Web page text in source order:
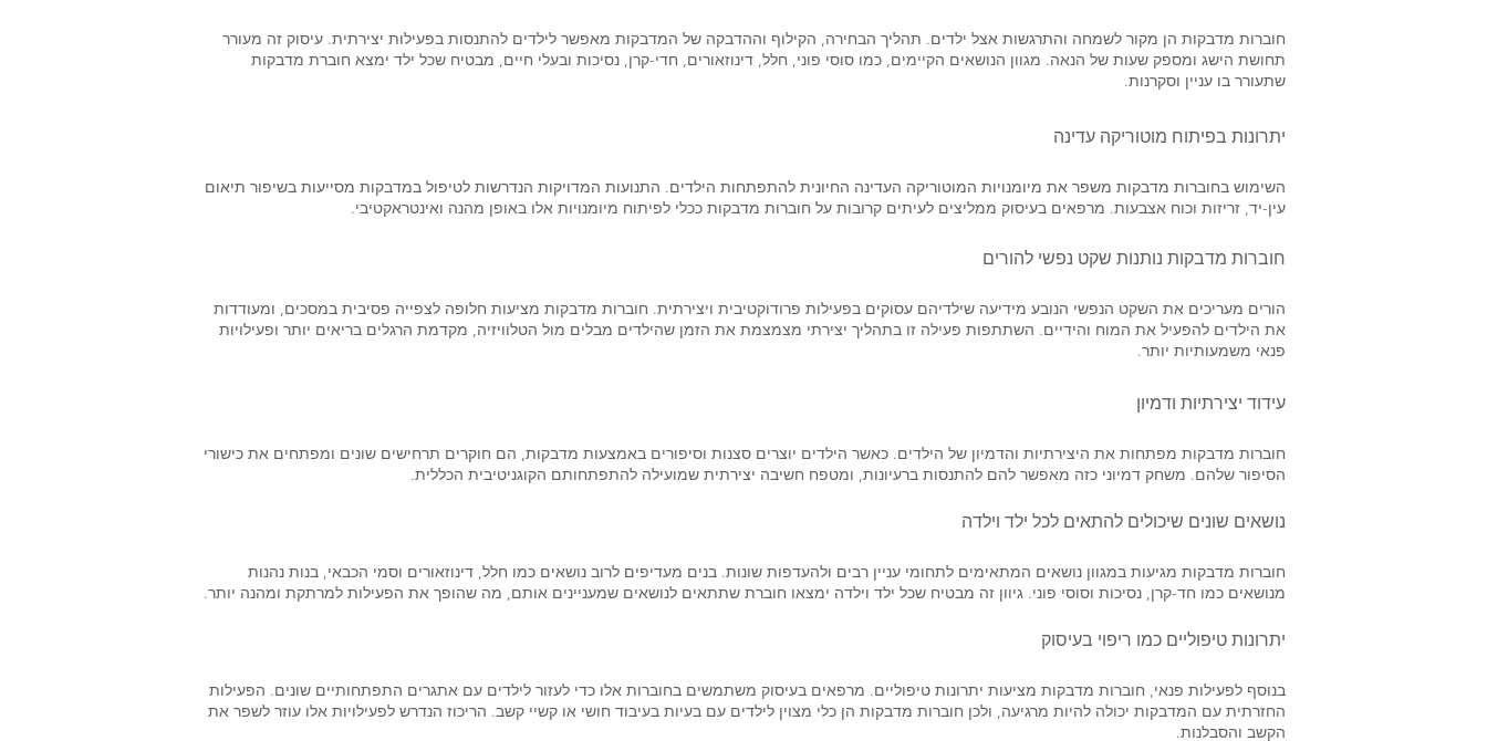
חוברות מדבקות הן מקור לשמחה והתרגשות אצל ילדים. תהליך הבחירה, הקילוף וההדבקה של המדבקות מאפשר לילדים להתנסות בפעילות יצירתית. עיסוק זה מעורר
תחושת הישג ומספק שעות של הנאה. מגוון הנושאים הקיימים, כמו סוסי פוני, חלל, דינוזאורים, חדי-קרן, נסיכות ובעלי חיים, מבטיח שכל ילד ימצא חוברת מדבקות
שתעורר בו עניין וסקרנות.
יתרונות בפיתוח מוטוריקה עדינה
השימוש בחוברות מדבקות משפר את מיומנויות המוטוריקה העדינה החיונית להתפתחות הילדים. התנועות המדויקות הנדרשות לטיפול במדבקות מסייעות בשיפור תיאום
עין-יד, זריזות וכוח אצבעות. מרפאים בעיסוק ממליצים לעיתים קרובות על חוברות מדבקות ככלי לפיתוח מיומנויות אלו באופן מהנה ואינטראקטיבי.
חוברות מדבקות נותנות שקט נפשי להורים
הורים מעריכים את השקט הנפשי הנובע מידיעה שילדיהם עסוקים בפעילות פרודוקטיבית ויצירתית. חוברות מדבקות מציעות חלופה לצפייה פסיבית במסכים, ומעודדות
את הילדים להפעיל את המוח והידיים. השתתפות פעילה זו בתהליך יצירתי מצמצמת את הזמן שהילדים מבלים מול הטלוויזיה, מקדמת הרגלים בריאים יותר ופעילויות
פנאי משמעותיות יותר.
עידוד יצירתיות ודמיון
חוברות מדבקות מפתחות את היצירתיות והדמיון של הילדים. כאשר הילדים יוצרים סצנות וסיפורים באמצעות מדבקות, הם חוקרים תרחישים שונים ומפתחים את כישורי
הסיפור שלהם. משחק דמיוני כזה מאפשר להם להתנסות ברעיונות, ומטפח חשיבה יצירתית שמועילה להתפתחותם הקוגניטיבית הכללית.
נושאים שונים שיכולים להתאים לכל ילד וילדה
חוברות מדבקות מגיעות במגוון נושאים המתאימים לתחומי עניין רבים ולהעדפות שונות. בנים מעדיפים לרוב נושאים כמו חלל, דינוזאורים וסמי הכבאי, בנות נהנות
מנושאים כמו חד-קרן, נסיכות וסוסי פוני. גיוון זה מבטיח שכל ילד וילדה ימצאו חוברת שתתאים לנושאים שמעניינים אותם, מה שהופך את הפעילות למרתקת ומהנה יותר.
יתרונות טיפוליים כמו ריפוי בעיסוק
בנוסף לפעילות פנאי, חוברות מדבקות מציעות יתרונות טיפוליים. מרפאים בעיסוק משתמשים בחוברות אלו כדי לעזור לילדים עם אתגרים התפתחותיים שונים. הפעילות
החזרתית עם המדבקות יכולה להיות מרגיעה, ולכן חוברות מדבקות הן כלי מצוין לילדים עם בעיות בעיבוד חושי או קשיי קשב. הריכוז הנדרש לפעילויות אלו עוזר לשפר את
הקשב והסבלנות.